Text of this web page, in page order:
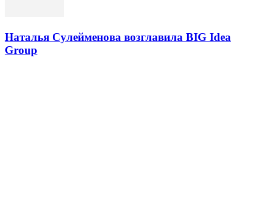
Наталья Cулейменова возглавила BIG Idea
Group